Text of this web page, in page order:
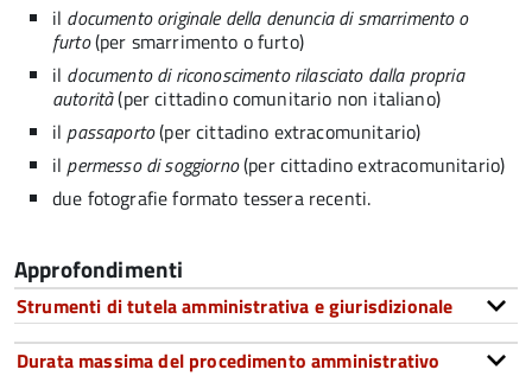
il documento originale della denuncia di smarrimento o
furto(per smarrimento o furto)
il documento di riconoscimento rilasciato dalla propria
autorità(per cittadino comunitario non italiano)
il passaporto(per cittadino extracomunitario)
il permesso di soggiorno(per cittadino extracomunitario)
due fotografie formato tessera recenti.
Approfondimenti
Strumenti di tutela amministrativa e giurisdizionale
Durata massima del procedimento amministrativo